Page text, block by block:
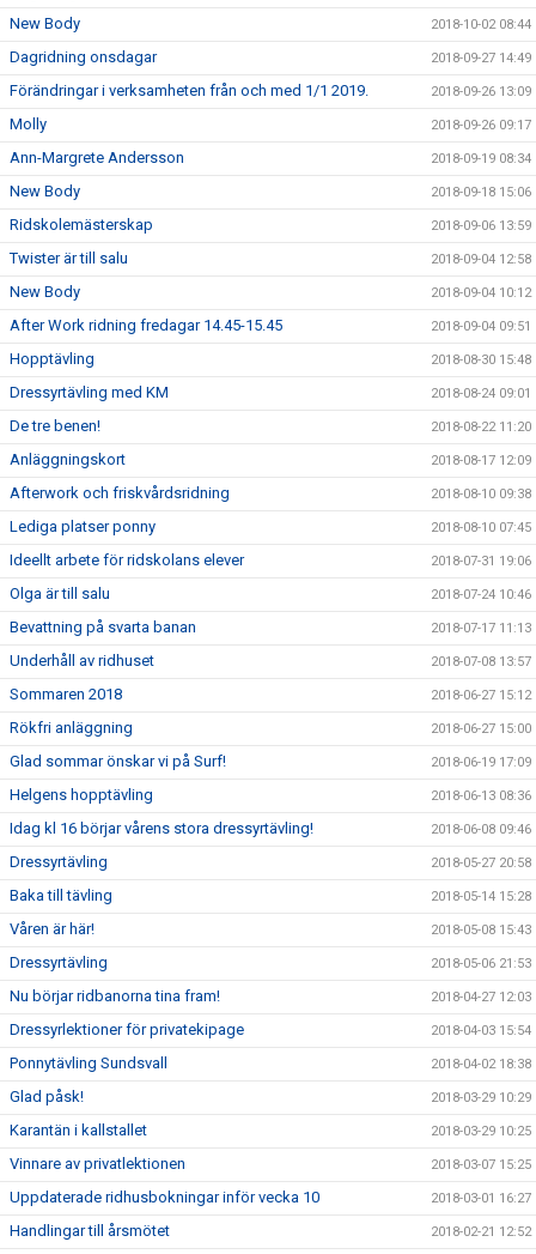
New Body 2018-10-02 08:44
Dagridning onsdagar 2018-09-27 14:49
Förändringar i verksamheten från och med 1/1 2019. 2018-09-26 13:09
Molly 2018-09-26 09:17
Ann-Margrete Andersson 2018-09-19 08:34
New Body 2018-09-18 15:06
Ridskolemästerskap 2018-09-06 13:59
Twister är till salu 2018-09-04 12:58
New Body 2018-09-04 10:12
After Work ridning fredagar 14.45-15.45 2018-09-04 09:51
Hopptävling 2018-08-30 15:48
Dressyrtävling med KM 2018-08-24 09:01
De tre benen! 2018-08-22 11:20
Anläggningskort 2018-08-17 12:09
Afterwork och friskvårdsridning 2018-08-10 09:38
Lediga platser ponny 2018-08-10 07:45
Ideellt arbete för ridskolans elever 2018-07-31 19:06
Olga är till salu 2018-07-24 10:46
Bevattning på svarta banan 2018-07-17 11:13
Underhåll av ridhuset 2018-07-08 13:57
Sommaren 2018 2018-06-27 15:12
Rökfri anläggning 2018-06-27 15:00
Glad sommar önskar vi på Surf! 2018-06-19 17:09
Helgens hopptävling 2018-06-13 08:36
Idag kl 16 börjar vårens stora dressyrtävling! 2018-06-08 09:46
Dressyrtävling 2018-05-27 20:58
Baka till tävling 2018-05-14 15:28
Våren är här! 2018-05-08 15:43
Dressyrtävling 2018-05-06 21:53
Nu börjar ridbanorna tina fram! 2018-04-27 12:03
Dressyrlektioner för privatekipage 2018-04-03 15:54
Ponnytävling Sundsvall 2018-04-02 18:38
Glad påsk! 2018-03-29 10:29
Karantän i kallstallet 2018-03-29 10:25
Vinnare av privatlektionen 2018-03-07 15:25
Uppdaterade ridhusbokningar inför vecka 10 2018-03-01 16:27
Handlingar till årsmötet 2018-02-21 12:52